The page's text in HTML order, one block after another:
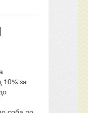
10% за